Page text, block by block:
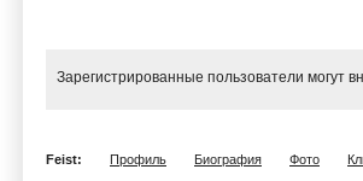
Зарегистрированные пользователи могут
Feist: Профиль Биография Фото